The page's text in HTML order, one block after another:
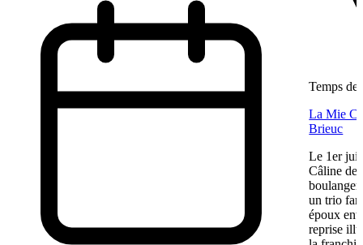
Temps de
La Mie
Brieuc
Le 1er
Câline de
un trio
époux
reprise